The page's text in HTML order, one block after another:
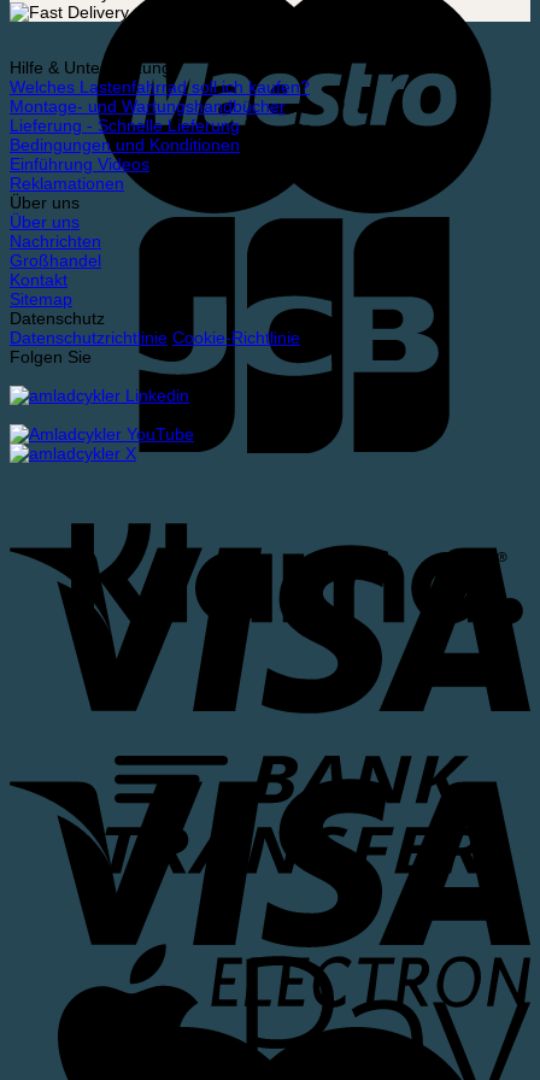
Hilfe & Unterstützung
Welches Lastenfahrrad soll ich kaufen?
Montage- und Wartungshandbücher
Lieferung - Schnelle Lieferung
Bedingungen und Konditionen
Einführung Videos
Reklamationen
Über uns
Über uns
Nachrichten
Großhandel
Kontakt
Sitemap
Datenschutz
Datenschutzrichtlinie Cookie-Richtlinie
Folgen Sie